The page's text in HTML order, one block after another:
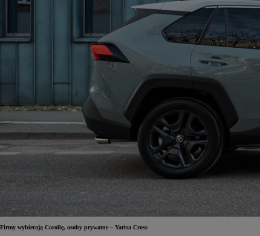
Firmy wybierają Corollę, osoby prywatne – Yarisa Cross